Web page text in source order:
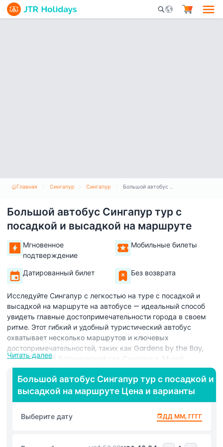
Mobile Search
Главная Сингапур Сингапур Большой автобус Сингапур тур с посадкой и высадкой на маршруте
Большой автобус Сингапур тур с
посадкой и высадкой на маршруте
Мгновенное
подтверждение
Мобильные билеты
Датированный билет Без возврата
Исследуйте Сингапур с легкостью на туре с посадкой и
высадкой на маршруте на автобусе — идеальный способ
увидеть главные достопримечательности города в своем
ритме. Этот гибкий и удобный туристический автобус
охватывает несколько маршрутов и ключевых
достопримечательностей, таких как Gardens by the Bay,
Orchard Road, Ботанический сад Сингапура, Музей
искусства Сингапура и легендарный отель Raffles.
Автобусы регулярно прибывают на различные остановки,
так что вы можете садиться и выходить сколько угодно
раз, чтобы полностью насладиться каждым из мест.
Независимо от того, интересуетесь ли вы покупками,
природой, историей или культурой, этот тур позволяет
аудиогиды на нескольких языках, чтобы вы могли узнать о
Читать далее
Большой автобус Сингапур тур с посадкой и
высадкой на маршруте Цена и варианты
Выберите дату ДД ММ, ГГГГ